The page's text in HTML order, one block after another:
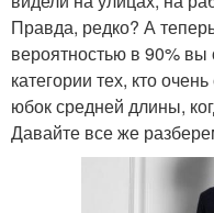
Правда, редко? А
вероятностью в 90% вы
категории тех, кто
юбок средней длины,
Давайте все же